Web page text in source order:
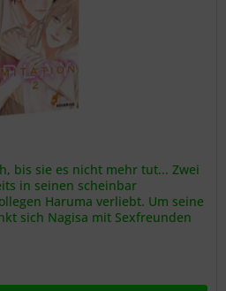
bis sie es nicht mehr tut... Zwei
in seinen scheinbar
Haruma verliebt. Um seine
sich Nagisa mit Sexfreunden